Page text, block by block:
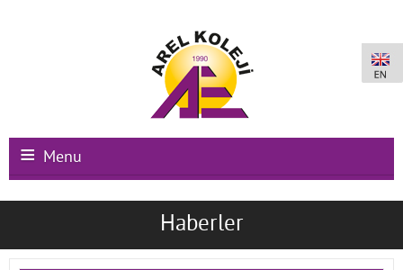
Menu
Ana Sayfa
Haberler